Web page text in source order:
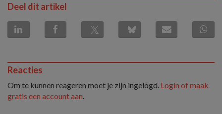
Deel dit artikel
Reacties
Om te kunnen reageren moet je zijn ingelogd. Login of maak
gratis een account aan